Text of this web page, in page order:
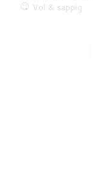
Vol & sappig